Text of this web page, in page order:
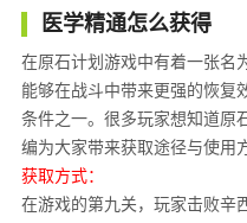
医学精通怎么获得
在原石计划游戏中有着一张名
能够在战斗中带来更强的恢复
条件之一。很多玩家想知道原
编为大家带来获取途径与使用
获取方式：
在游戏的第九关，玩家击败辛